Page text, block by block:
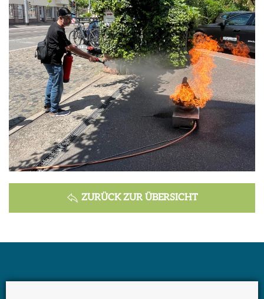
ZURÜCK ZUR ÜBERSICHT